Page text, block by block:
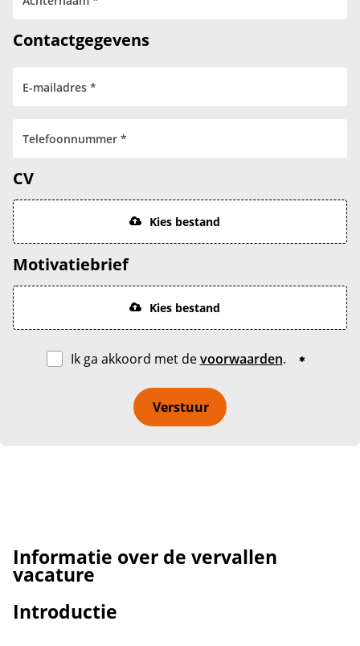
Contactgegevens
CV
Kies bestand
Motivatiebrief
Kies bestand
Ik ga akkoord met devoorwaarden.
Verstuur
Informatie over de vervallen
vacature
Introductie